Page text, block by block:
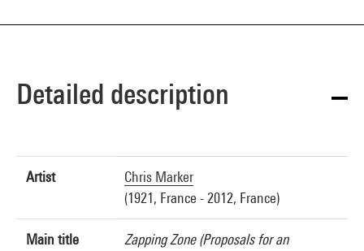
Detailed description
Artist
Chris Marker
(1921, France - 2012, France)
Main title
Zapping Zone (Proposals for an